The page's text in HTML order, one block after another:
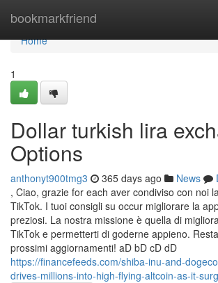
bookmarkfriend
Home
Home
1
Dollar turkish lira
Options
anthonyt900tmg3 365 days ago News
, Ciao, grazie for each aver condiviso con noi
TikTok. I tuoi consigli su occur migliorare la
preziosi. La nostra missione è quella di
TikTok e permetterti di goderne appieno.
prossimi aggiornamenti! aD bD cD dD
https://financefeeds.com/shiba-inu-and-
drives-millions-into-high-flying-altcoin-as-it-